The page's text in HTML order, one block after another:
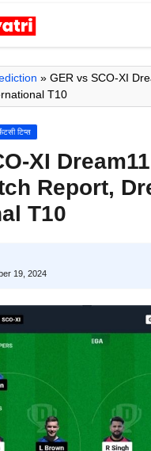
» GER vs SCO-XI
T10
टिप्स
XI
Report,
T10
19, 2024